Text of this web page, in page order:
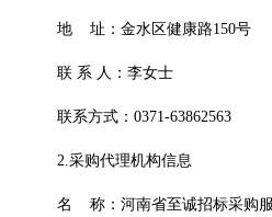
地 址： 金水区健康路150号
联 系 人：李女士
联系方式： 0371-63862563
2.采购代理机构信息
名 称：河南省至诚招标采购